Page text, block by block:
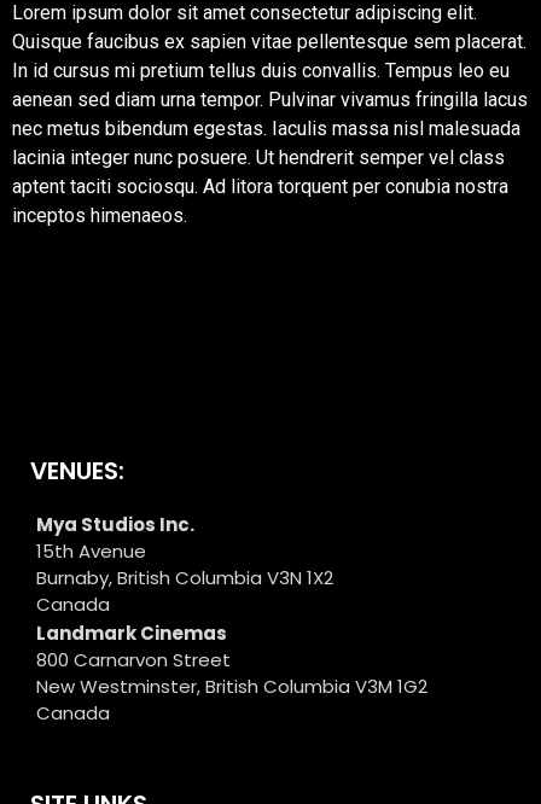
Lorem ipsum dolor sit amet consectetur adipiscing elit.
Quisque faucibus ex sapien vitae pellentesque sem placerat.
In id cursus mi pretium tellus duis convallis. Tempus leo eu
aenean sed diam urna tempor. Pulvinar vivamus fringilla lacus
nec metus bibendum egestas. Iaculis massa nisl malesuada
lacinia integer nunc posuere. Ut hendrerit semper vel class
aptent taciti sociosqu. Ad litora torquent per conubia nostra
inceptos himenaeos.
VENUES:
Mya Studios Inc.
15th Avenue
Burnaby, British Columbia V3N 1X2
Canada
Landmark Cinemas
800 Carnarvon Street
New Westminster, British Columbia V3M 1G2
Canada